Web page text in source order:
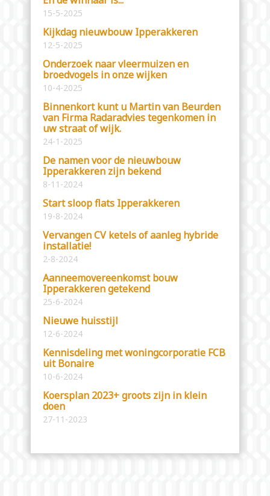
15-5-2025
Kijkdag nieuwbouw Ipperakkeren
12-5-2025
Onderzoek naar vleermuizen en
broedvogels in onze wijken
10-4-2025
Binnenkort kunt u Martin van Beurden
van Firma Radaradvies tegenkomen in
uw straat of wijk.
24-1-2025
De namen voor de nieuwbouw
Ipperakkeren zijn bekend
8-11-2024
Start sloop flats Ipperakkeren
19-8-2024
Vervangen CV ketels of aanleg hybride
installatie!
2-8-2024
Aanneemovereenkomst bouw
Ipperakkeren getekend
25-6-2024
Nieuwe huisstijl
12-6-2024
Kennisdeling met woningcorporatie FCB
uit Bonaire
10-6-2024
Koersplan 2023+ groots zijn in klein
doen
27-11-2023